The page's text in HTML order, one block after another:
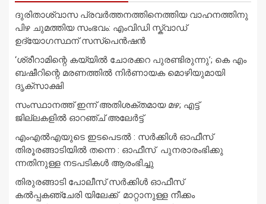
ദുരിതാശ്വാസ പ്രവർത്തനത്തിനെത്തിയ വാഹനത്തിനു
പിഴ ചുമത്തിയ സംഭവം: എംവിഡി സ്ക്വാഡ്
ഉദ്യോഗസ്ഥന് സസ്പെൻഷൻ
‘ശ്രീറാമിന്റെ കയ്യിൽ ചോരക്കറ പുരണ്ടിരുന്നു’; കെ എം
ബഷീറിന്റെ മരണത്തിൽ നിർണായക മൊഴിയുമായി
ദൃക്‌സാക്ഷി
സംസ്ഥാനത്ത് ഇന്ന് അതിശക്തമായ മഴ; എട്ട്
ജില്ലകളിൽ ഓറഞ്ച് അലേര്‍ട്ട്
എംഎൽഎയുടെ ഇടപെടൽ : സര്‍ക്കിള്‍ ഓഫീസ്
തിരൂരങ്ങാടിയിൽ തന്നെ : ഓഫീസ് പുനരാരംഭിക്കു
ന്നതിനുള്ള നടപടികൾ ആരംഭിച്ചു
തിരുരങ്ങാടി പോലീസ് സർക്കിൾ ഓഫീസ്
കൽപ്പകഞ്ചേരി യിലേക്ക് മാറ്റാനുള്ള നീക്കം